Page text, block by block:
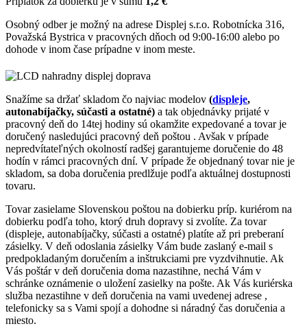
Osobný odber je možný na adrese Displej s.r.o. Robotnícka 316,
Považská Bystrica v pracovných dňoch od 9:00-16:00 alebo po
dohode v inom čase prípadne v inom meste.
Snažíme sa držať skladom čo najviac modelov (displeje,
autonabíjačky, súčasti a ostatné) a tak objednávky prijaté v
pracovný deň do 14tej hodiny sú okamžite expedované a tovar je
doručený nasledujúci pracovný deň poštou . Avšak v prípade
nepredvítateľných okolností radšej garantujeme doručenie do 48
hodín v rámci pracovných dní. V prípade že objednaný tovar nie je
skladom, sa doba doručenia predlžuje podľa aktuálnej dostupnosti
tovaru.
Tovar zasielame Slovenskou poštou na dobierku príp. kuriérom na
dobierku podľa toho, ktorý druh dopravy si zvolíte. Za tovar
(displeje, autonabíjačky, súčasti a ostatné) platíte až pri preberaní
zásielky. V deň odoslania zásielky Vám bude zaslaný e-mail s
predpokladaným doručením a inštrukciami pre vyzdvihnutie. Ak
Vás poštár v deň doručenia doma nazastihne, nechá Vám v
schránke oznámenie o uložení zasielky na pošte. Ak Vás kuriérska
služba nezastihne v deň doručenia na vami uvedenej adrese ,
telefonicky sa s Vami spojí a dohodne si náradný čas doručenia a
miesto.